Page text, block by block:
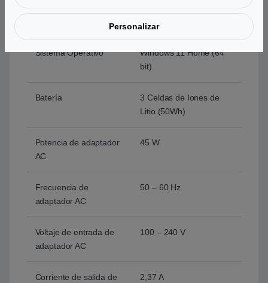
Multitáctil, teclado
númerico
Sistema Operativo
Windows 11 Home (64
bit)
Batería
3 Celdas de Iones de
Litio (50Wh)
Potencia de adaptador
AC
45 W
Frecuencia de
adaptador AC
50 – 60 Hz
Voltaje de entrada de
adaptador AC
100 – 240 V
Corriente de salida de
2,37 A
Personalizar